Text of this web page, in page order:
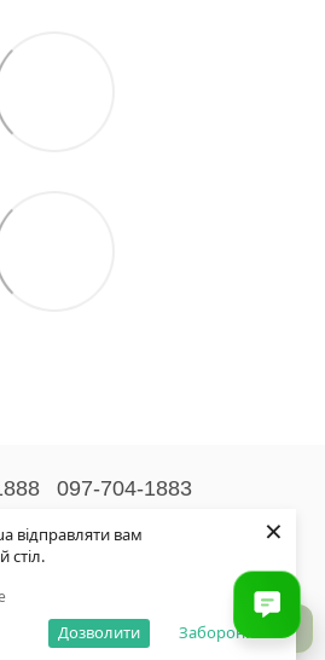
відправляти вам
стіл.
Заборонити
Дозволити
×
097-704-1883
інформація
© 2026